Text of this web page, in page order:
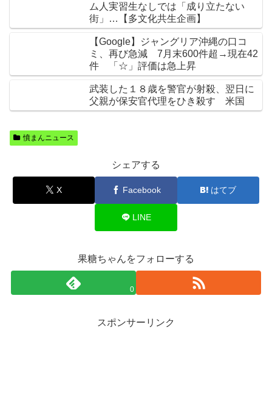
ム人実習生なしでは「成り立たない
街」…【多文化共生企画】
【Google】ジャングリア沖縄の口コ
ミ、再び急減 7月末600件超→現在42
件 「☆」評価は急上昇
武装した１８歳を警官が射殺、翌日に
父親が保安官代理をひき殺す 米国
憤まんニュース
シェアする
X Facebook はてブ
LINE
果糖ちゃんをフォローする
0
スポンサーリンク